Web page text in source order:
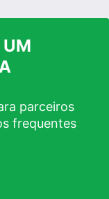
UM
parceiros
frequentes